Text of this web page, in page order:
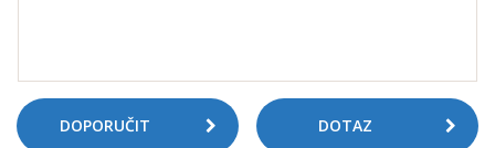
DOPORUČIT DOTAZ